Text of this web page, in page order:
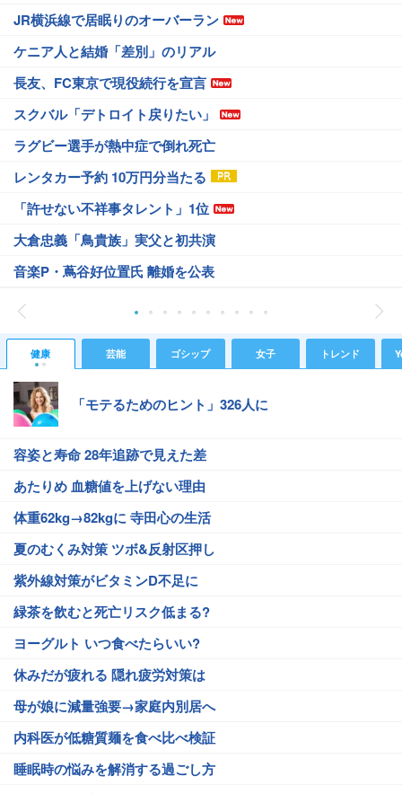
JR横浜線で居眠りのオーバーラン
ケニア人と結婚「差別」のリアル
長友、FC東京で現役続行を宣言
スクバル「デトロイト戻りたい」
ラグビー選手が熱中症で倒れ死亡
レンタカー予約 10万円分当たる
「許せない不祥事タレント」1位
大倉忠義「鳥貴族」実父と初共演
音楽P・蔦谷好位置氏 離婚を公表
健康 芸能 ゴシップ 女子 トレンド
「モテるためのヒント」326人に
容姿と寿命 28年追跡で見えた差
あたりめ 血糖値を上げない理由
体重62kg→82kgに 寺田心の生活
夏のむくみ対策 ツボ&反射区押し
紫外線対策がビタミンD不足に
緑茶を飲むと死亡リスク低まる?
ヨーグルト いつ食べたらいい?
休みだが疲れる 隠れ疲労対策は
母が娘に減量強要→家庭内別居へ
内科医が低糖質麺を食べ比べ検証
睡眠時の悩みを解消する過ごし方